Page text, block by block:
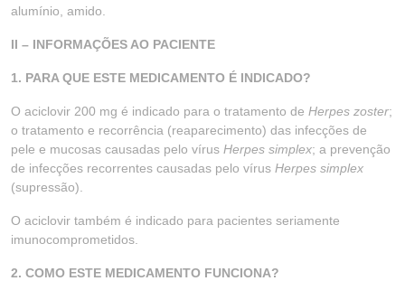
alumínio, amido.
II – INFORMAÇÕES AO PACIENTE
1. PARA QUE ESTE MEDICAMENTO É INDICADO?
O aciclovir 200 mg é indicado para o tratamento de Herpes zoster;
o tratamento e recorrência (reaparecimento) das infecções de
pele e mucosas causadas pelo vírus Herpes simplex; a prevenção
de infecções recorrentes causadas pelo vírus Herpes simplex
(supressão).
O aciclovir também é indicado para pacientes seriamente
imunocomprometidos.
2. COMO ESTE MEDICAMENTO FUNCIONA?